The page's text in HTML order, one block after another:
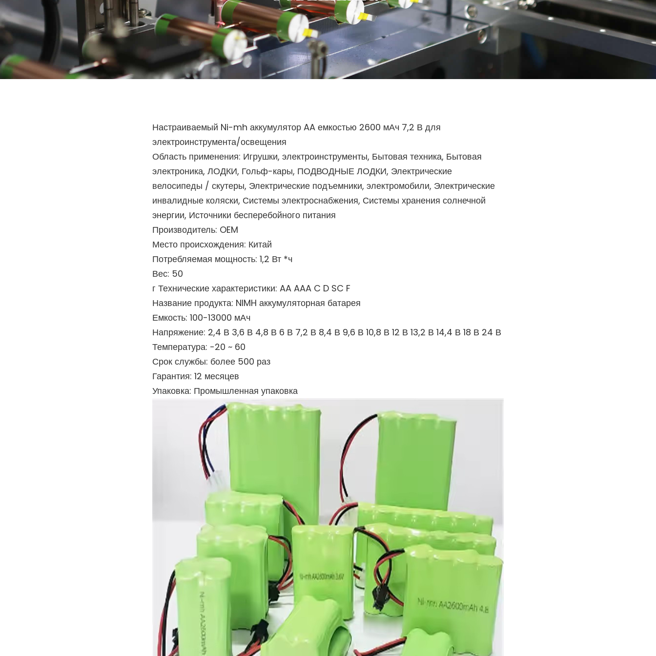
Настраиваемый Ni-mh аккумулятор AA емкостью 2600 мАч 7,2 В для
электроинструмента/освещения
Область применения: Игрушки, электроинструменты, Бытовая техника, Бытовая
электроника, ЛОДКИ, Гольф-кары, ПОДВОДНЫЕ ЛОДКИ, Электрические
велосипеды / скутеры, Электрические подъемники, электромобили, Электрические
инвалидные коляски, Системы электроснабжения, Системы хранения солнечной
энергии, Источники бесперебойного питания
Производитель: OEM
Место происхождения: Китай
Потребляемая мощность: 1,2 Вт *ч
Вес: 50
г Технические характеристики: AA AAA C D SC F
Название продукта: NIMH аккумуляторная батарея
Емкость: 100-13000 мАч
Напряжение: 2,4 В 3,6 В 4,8 В 6 В 7,2 В 8,4 В 9,6 В 10,8 В 12 В 13,2 В 14,4 В 18 В 24 В
Температура: -20 ~ 60
Срок службы: более 500 раз
Гарантия: 12 месяцев
Упаковка: Промышленная упаковка